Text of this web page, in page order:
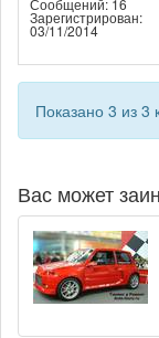
Сообщений: 16
Зарегистрирован:
03/11/2014
Показано 3 из 3
Вас может